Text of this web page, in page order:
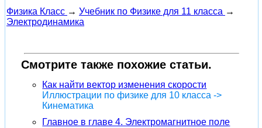
Физика Класс → Учебник по Физике для 11 класса →
Электродинамика
Смотрите также похожие статьи.
Как найти вектор изменения скорости
Иллюстрации по физике для 10 класса ->
Кинематика
Главное в главе 4. Электромагнитное поле